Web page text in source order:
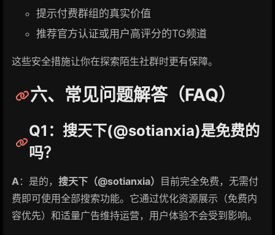
提示付费群组的真实价值
推荐官方认证或用户高评分的TG频道
这些安全措施让你在探索陌生社群时更有保障。
六、常见问题解答（FAQ）
Q1：搜天下(@sotianxia)是免费的
吗？
A ：是的， 搜天下（@sotianxia） 目前完全免费，无需付
费即可使用全部搜索功能。它通过优化资源展示（免费内
容优先）和适量广告维持运营，用户体验不会受到影响。